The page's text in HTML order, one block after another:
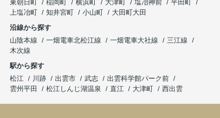
東朝日町
稲岡町 横浜町 大津町 塩冶神前
平田町
上塩冶町
知井宮町 小山町
大田町大田
沿線から探す
山陰本線
一畑電車北松江線 一畑電車大社線
三江線
木次線
駅から探す
松江
川跡 出雲市 武志
出雲科学館パーク前
雲州平田
松江しんじ湖温泉 直江 大津町 西出雲